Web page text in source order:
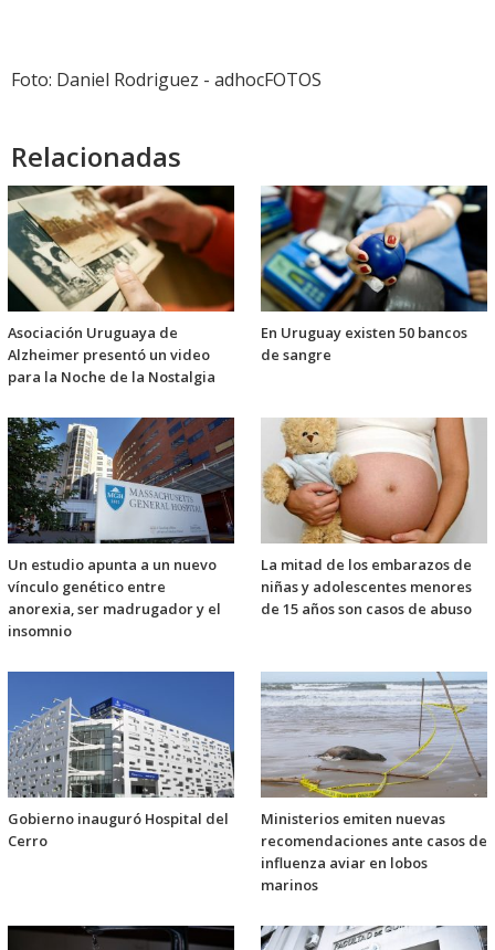
Foto: Daniel Rodriguez - adhocFOTOS
Relacionadas
Asociación Uruguaya de
Alzheimer presentó un video
para la Noche de la Nostalgia
En Uruguay existen 50 bancos
de sangre
Un estudio apunta a un nuevo
vínculo genético entre
anorexia, ser madrugador y el
insomnio
La mitad de los embarazos de
niñas y adolescentes menores
de 15 años son casos de abuso
Gobierno inauguró Hospital del
Cerro
Ministerios emiten nuevas
recomendaciones ante casos de
influenza aviar en lobos
marinos